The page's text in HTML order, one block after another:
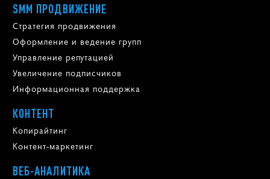
SMM ПРОДВИЖЕНИЕ
Стратегия продвижения
Оформление и ведение групп
Управление репутацией
Увеличение подписчиков
Информационная поддержка
КОНТЕНТ
Копирайтинг
Контент-маркетинг
ВЕБ-АНАЛИТИКА